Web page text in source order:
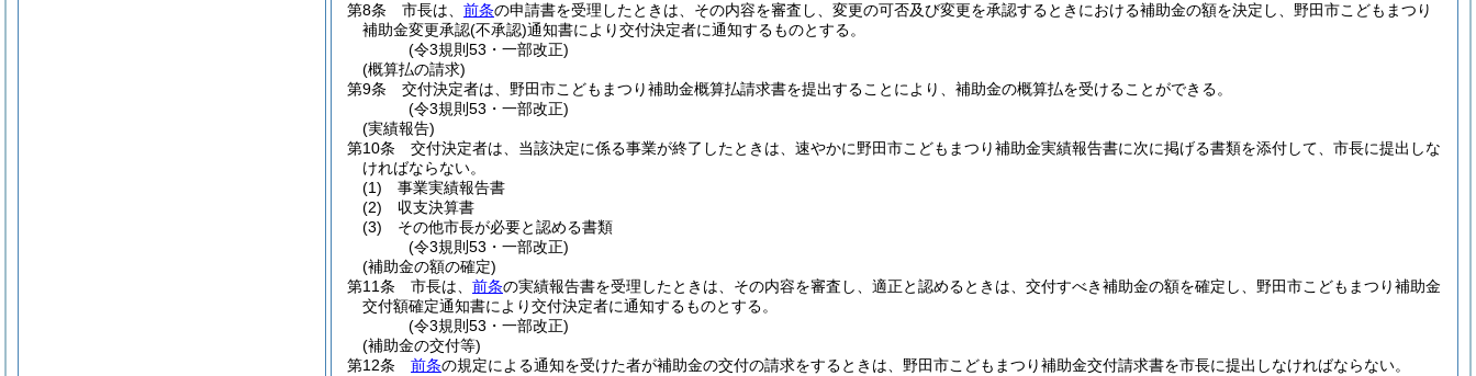
第8条
市長は、 前条の申請書を受理したときは、その内容を審査し、変更の可否及び変更を承認するときにおける補助金の額を決定し、野田市こどもまつり
補助金変更承認(不承認)通知書により交付決定者に通知するものとする。
(令3規則53・一部改正)
(概算払の請求)
第9条
交付決定者は、野田市こどもまつり補助金概算払請求書を提出することにより、補助金の概算払を受けることができる。
(令3規則53・一部改正)
(実績報告)
第10条
交付決定者は、当該決定に係る事業が終了したときは、速やかに野田市こどもまつり補助金実績報告書に次に掲げる書類を添付して、市長に提出しな
ければならない。
(1)
事業実績報告書
(2)
収支決算書
(3)
その他市長が必要と認める書類
(令3規則53・一部改正)
(補助金の額の確定)
第11条
市長は、 前条の実績報告書を受理したときは、その内容を審査し、適正と認めるときは、交付すべき補助金の額を確定し、野田市こどもまつり補助金
交付額確定通知書により交付決定者に通知するものとする。
(令3規則53・一部改正)
(補助金の交付等)
第12条
前条の規定による通知を受けた者が補助金の交付の請求をするときは、野田市こどもまつり補助金交付請求書を市長に提出しなければならない。